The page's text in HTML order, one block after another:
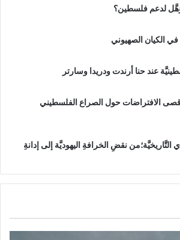
لدعم فلسطين؟
في الكيان الصهيوني
عند حنا أرندت ودريدا وسارتر
الافتراضات حول الصراع الفلسطيني
نقضِ الخرافةِ اليهوديَّة إلى إدانةِ